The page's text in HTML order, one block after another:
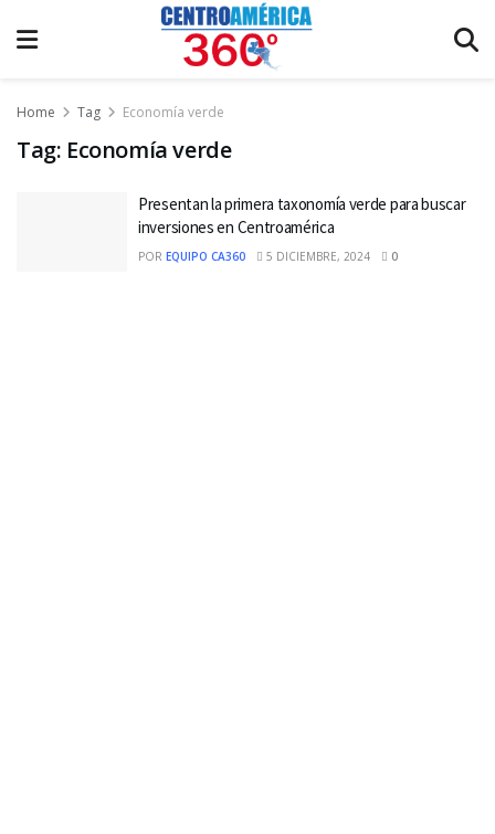
Home Tag Economía verde
Tag: Economía verde
Presentan la primera taxonomía verde para buscar
inversiones en Centroamérica
POR EQUIPO CA360 5 DICIEMBRE, 2024 0